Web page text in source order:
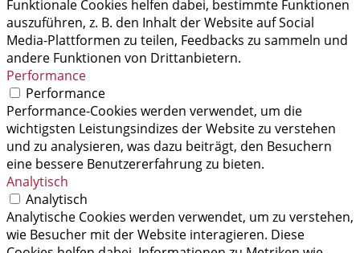
Funktionale Cookies helfen dabei, bestimmte Funktionen
auszuführen, z. B. den Inhalt der Website auf Social
Media-Plattformen zu teilen, Feedbacks zu sammeln und
andere Funktionen von Drittanbietern.
Performance
Performance
Performance-Cookies werden verwendet, um die
wichtigsten Leistungsindizes der Website zu verstehen
und zu analysieren, was dazu beiträgt, den Besuchern
eine bessere Benutzererfahrung zu bieten.
Analytisch
Analytisch
Analytische Cookies werden verwendet, um zu verstehen,
wie Besucher mit der Website interagieren. Diese